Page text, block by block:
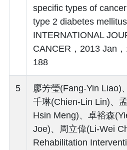
specific types of
type 2 diabetes
INTERNATIONAL
CANCER，2013 Jan
188
5
廖芳瑩(Fang-Yin Liao)
千琳(Chien-Lin Lin)、
Hsin Meng)、卓裕森
Joe)、周立偉(Li-Wei
Rehabilitation